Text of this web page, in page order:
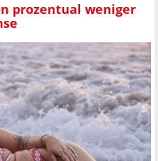
prozentual weniger